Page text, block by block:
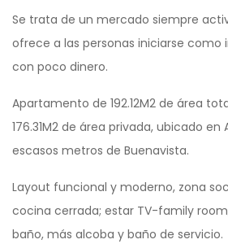
Se trata de un mercado siempre
ofrece a las personas iniciarse como
con poco dinero.
Apartamento de 192.12M2 de área
176.31M2 de área privada, ubicado en
escasos metros de Buenavista.
Layout funcional y moderno, zona
cocina cerrada; estar TV-family
baño, más alcoba y baño de servicio.